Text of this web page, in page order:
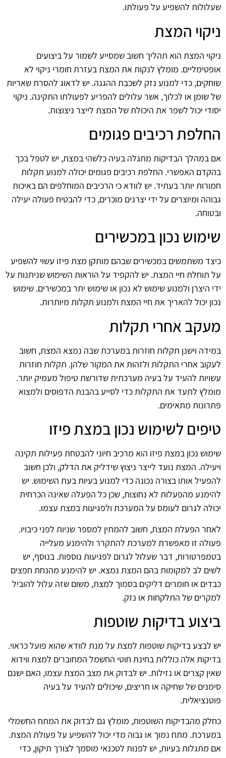
שעלולות להשפיע על פעולתו.
ניקוי המצת
ניקוי המצת הוא תהליך חשוב שמסייע לשמור על ביצועים
אופטימליים. מומלץ לנקות את המצת בעזרת חומרי ניקוי לא
שוחקים, כדי למנוע נזק לשכבת ההגנה. יש לדאוג להסרת שאריות
של שומן או לכלוך, אשר עלולים להפריע לפעולתו התקינה. ניקוי
יסודי יכול לשפר את היכולת של המצת לייצר ניצוצות.
החלפת רכיבים פגומים
אם במהלך הבדיקות מתגלה בעיה כלשהי במצת, יש לטפל בכך
בהקדם האפשרי. החלפת רכיבים פגומים יכולה למנוע תקלות
חמורות יותר בעתיד. יש לוודא כי הרכיבים המוחלפים הם באיכות
גבוהה ומיוצרים על ידי יצרנים מוכרים, כדי להבטיח פעולה יעילה
ובטוחה.
שימוש נכון במכשירים
כיצד משתמשים במכשירים שבהם מותקן מצת פיזו עשוי להשפיע
על תוחלת חיי המצת. יש להקפיד על הוראות השימוש שניתנות על
ידי היצרן ולמנוע שימוש לא נכון או שימוש יתר במכשירים. שימוש
נכון יכול להאריך את חיי המצת ולמנוע תקלות מיותרות.
מעקב אחרי תקלות
במידה וישנן תקלות חוזרות במערכת שבה נמצא המצת, חשוב
לעקוב אחרי התקלות ולזהות את המקור שלהן. תקלות חוזרות
עשויות להעיד על בעיה מערכתית שדורשת טיפול מעמיק יותר.
מומלץ לתעד את התקלות כדי לסייע בהבנת הדפוסים ולמצוא
פתרונות מתאימים.
טיפים לשימוש נכון במצת פיזו
שימוש נכון במצת פיזו הוא מרכיב חיוני להבטחת פעילות תקינה
ויעילה. המצת נועד לייצר ניצוץ שידליק את הדלק, ולכן חשוב
להפעיל אותו בצורה נכונה כדי למנוע בעיות בעת השימוש. יש
להימנע מהפעלות לא נחוצות, שכן כל הפעלה שאינה הכרחית
יכולה לגרום לעומס על המערכת ולפגיעות במצת עצמו.
לאחר הפעלת המצת, חשוב להמתין למספר שניות לפני כיבויו.
פעולה זו מאפשרת למערכת להתקרר ולהימנע מעלייה
בטמפרטורות, דבר שעלול לגרום לפגיעות נוספות. בנוסף, יש
לשים לב למקומות בהם המצת נמצא. יש להימנע מהנחת חפצים
כבדים או חומרים דליקים בסמוך למצת, משום שזה עלול להוביל
למקרים של התלקחות או נזק.
ביצוע בדיקות שוטפות
יש לבצע בדיקות שוטפות למצת על מנת לוודא שהוא פועל כראוי.
בדיקות אלה כוללות בחינת חוטי החשמל המחוברים למצת ווידוא
שאין קצרים או נזילות. יש לבדוק את מצב המצת עצמו, האם ישנם
סימנים של שחיקה או חריצים, שיכולים להעיד על בעיה
פוטנציאלית.
כחלק מהבדיקות השוטפות, מומלץ גם לבדוק את המתח החשמלי
במערכת. מתח נמוך או גבוה מדי יכול להשפיע על פעולת המצת.
אם מתגלות בעיות, יש לפנות לטכנאי מוסמך לצורך תיקון, כדי